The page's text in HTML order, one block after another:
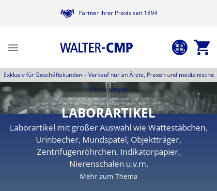
Partner Ihrer Praxis seit 1894
Exklusiv für Geschäftskunden –Verkauf nur an Ärzte, Praxen und medizinische
Einrichtungen
LABORARTIKEL
Laborartikel mit großer Auswahl wie Wattestäbchen,
Urinbecher, Mundspatel, Objektträger,
Zentrifugenröhrchen, Indikatorpapier,
Nierenschalen u.v.m.
Mehr zum Thema